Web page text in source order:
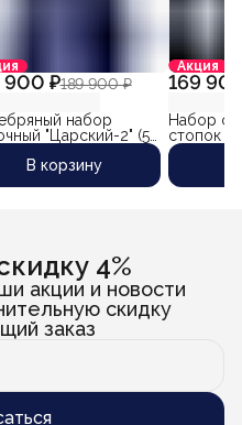
900 ₽189 900 ₽
набор
"Царский-2" (5
В корзину
Акция
169
Набор
стопок
напитков
мл)
4%
акции и новости
скидку
заказ